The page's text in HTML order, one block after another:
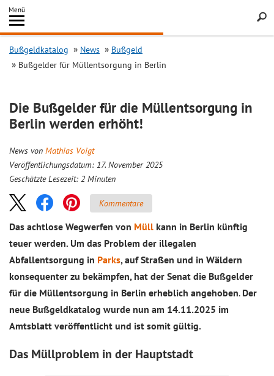
Inhalt
springen
Menü
Search
Bußgeldkatalog News
Bußgeld
Bußgelder für Müllentsorgung in Berlin
Die Bußgelder für die Müllentsorgung in
Berlin werden erhöht!
News von Mathias Voigt
Veröffentlichungsdatum: 17. November 2025
Geschätzte Lesezeit: 2 Minuten
Kommentare
Das achtlose Wegwerfen von Müll kann in Berlin künftig
teuer werden. Um das Problem der illegalen
Abfallentsorgung in Parks, auf Straßen und in Wäldern
konsequenter zu bekämpfen, hat der Senat die Bußgelder
für die Müllentsorgung in Berlin erheblich angehoben. Der
neue Bußgeldkatalog wurde nun am 14.11.2025 im
Amtsblatt veröffentlicht und ist somit gültig.
Das Müllproblem in der Hauptstadt